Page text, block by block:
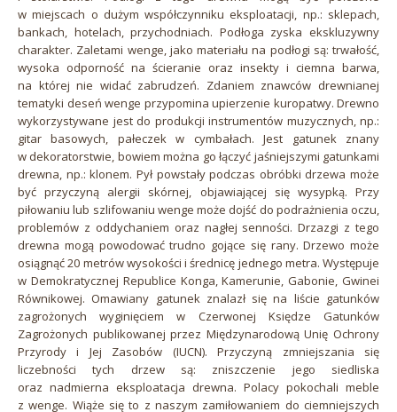
w miejscach o dużym współczynniku eksploatacji, np.: sklepach,
bankach, hotelach, przychodniach. Podłoga zyska ekskluzywny
charakter. Zaletami wenge, jako materiału na podłogi są: trwałość,
wysoka odporność na ścieranie oraz insekty i ciemna barwa,
na której nie widać zabrudzeń. Zdaniem znawców drewnianej
tematyki deseń wenge przypomina upierzenie kuropatwy. Drewno
wykorzystywane jest do produkcji instrumentów muzycznych, np.:
gitar basowych, pałeczek w cymbałach. Jest gatunek znany
w dekoratorstwie, bowiem można go łączyć jaśniejszymi gatunkami
drewna, np.: klonem. Pył powstały podczas obróbki drzewa może
być przyczyną alergii skórnej, objawiającej się wysypką. Przy
piłowaniu lub szlifowaniu wenge może dojść do podrażnienia oczu,
problemów z oddychaniem oraz nagłej senności. Drzazgi z tego
drewna mogą powodować trudno gojące się rany. Drzewo może
osiągnąć 20 metrów wysokości i średnicę jednego metra. Występuje
w Demokratycznej Republice Konga, Kamerunie, Gabonie, Gwinei
Równikowej. Omawiany gatunek znalazł się na liście gatunków
zagrożonych wyginięciem w Czerwonej Księdze Gatunków
Zagrożonych publikowanej przez Międzynarodową Unię Ochrony
Przyrody i Jej Zasobów (IUCN). Przyczyną zmniejszania się
liczebności tych drzew są: zniszczenie jego siedliska
oraz nadmierna eksploatacja drewna. Polacy pokochali meble
z wenge. Wiąże się to z naszym zamiłowaniem do ciemniejszych